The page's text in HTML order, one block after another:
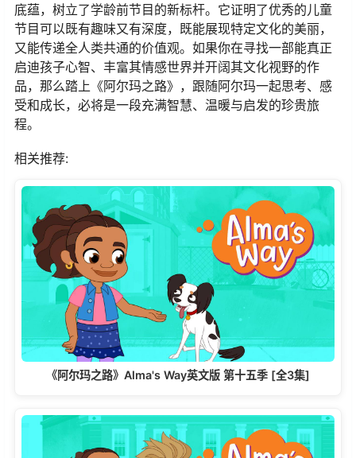
底蕴，树立了学龄前节目的新标杆。它证明了优秀的儿童
节目可以既有趣味又有深度，既能展现特定文化的美丽，
又能传递全人类共通的价值观。如果你在寻找一部能真正
启迪孩子心智、丰富其情感世界并开阔其文化视野的作
品，那么踏上《阿尔玛之路》，跟随阿尔玛一起思考、感
受和成长，必将是一段充满智慧、温暖与启发的珍贵旅
程。
相关推荐:
《阿尔玛之路》Alma's Way英文版 第十五季 [全3集]